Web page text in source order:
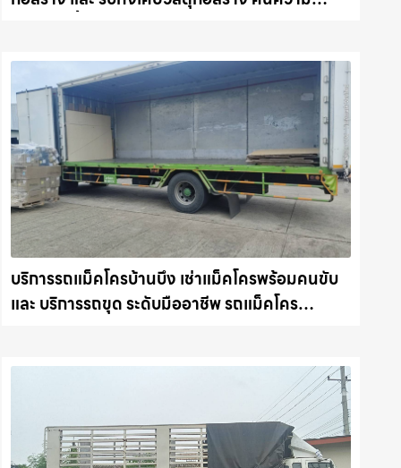
บริการรถแม็คโครบ้านบึง เช่าแม็คโครพร้อมคนขับ
และ บริการรถขุด ระดับมืออาชีพ รถแม็คโคร